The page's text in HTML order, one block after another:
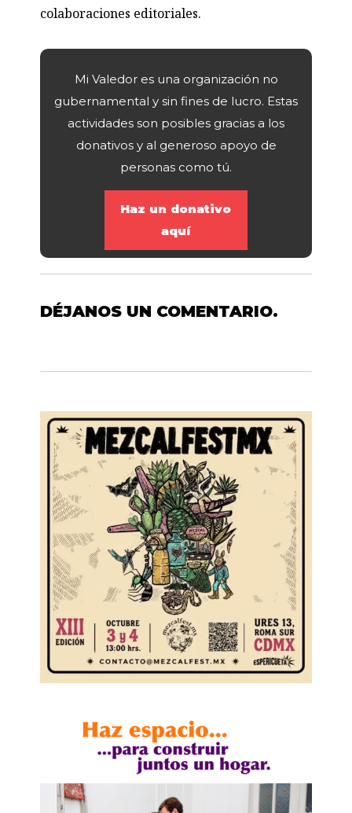
colaboraciones editoriales.
Mi Valedor es una organización no
gubernamental y sin fines de lucro. Estas
actividades son posibles gracias a los
donativos y al generoso apoyo de
personas como tú.
Haz un donativo
aquí
DÉJANOS UN COMENTARIO.